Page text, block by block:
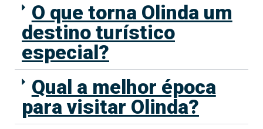
O que torna Olinda um
destino turístico
especial?
Qual a melhor época
para visitar Olinda?